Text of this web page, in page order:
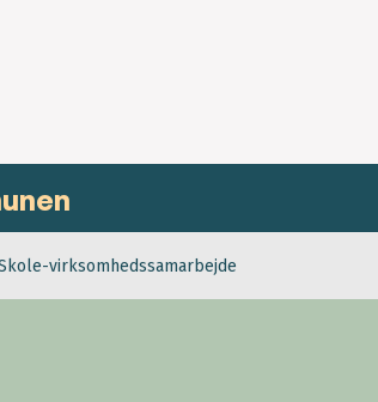
virksomhedssamarbejde